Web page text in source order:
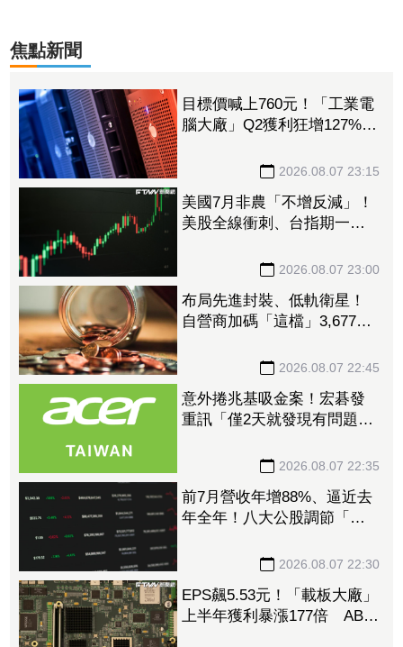
焦點新聞
目標價喊上760元！「工業電
腦大廠」Q2獲利狂增127%
2026.08.07 23:15
美國7月非農「不增反減」！
美股全線衝刺、台指期一度
2026.08.07 23:00
布局先進封裝、低軌衛星！
自營商加碼「這檔」3,677萬
2026.08.07 22:45
意外捲兆基吸金案！宏碁發
重訊「僅2天就發現有問題」
2026.08.07 22:35
前7月營收年增88%、逼近去
年全年！八大公股調節「這
2026.08.07 22:30
EPS飆5.53元！「載板大廠」
上半年獲利暴漲177倍 ABF